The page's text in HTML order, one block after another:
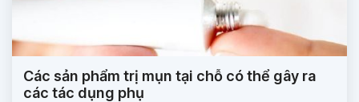
Các sản phẩm trị mụn tại chỗ có thể gây ra
các tác dụng phụ